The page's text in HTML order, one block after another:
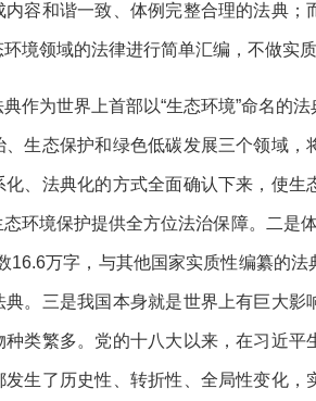
内容和谐一致、体例完整合理的法典
境领域的法律进行简单汇编，不做实
作为世界上首部以“生态环境”命名的
、生态保护和绿色低碳发展三个领域
、法典化的方式全面确认下来，使
环境保护提供全方位法治保障。二是
16.6万字，与其他国家实质性编纂的
典。三是我国本身就是世界上有巨大
类繁多。党的十八大以来，在习近
发生了历史性、转折性、全局性变化